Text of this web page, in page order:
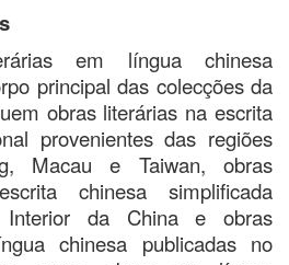
em língua chinesa
principal das colecções da
obras literárias na escrita
provenientes das regiões
Macau e Taiwan, obras
chinesa simplificada
Interior da China e obras
chinesa publicadas no